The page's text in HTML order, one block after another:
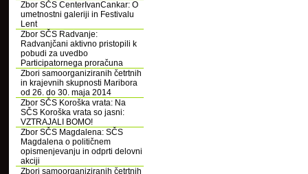
Zbor SČS CenterIvanCankar: O
umetnostni galeriji in Festivalu
Lent
Zbor SČS Radvanje:
Radvanjčani aktivno pristopili k
pobudi za uvedbo
Participatornega proračuna
Zbori samoorganiziranih četrtnih
in krajevnih skupnosti Maribora
od 26. do 30. maja 2014
Zbor SČS Koroška vrata: Na
SČS Koroška vrata so jasni:
VZTRAJALI BOMO!
Zbor SČS Magdalena: SČS
Magdalena o političnem
opismenjevanju in odprti delovni
akciji
Zbori samoorganiziranih četrtnih